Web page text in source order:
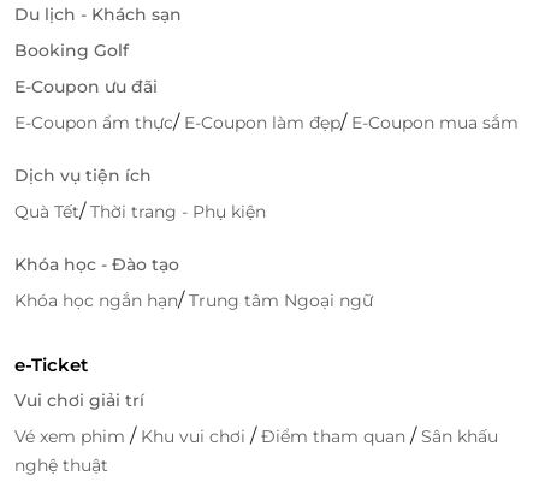
Du lịch - Khách sạn
Booking Golf
E-Coupon ưu đãi
E-Coupon ẩm thực/ E-Coupon làm đẹp/ E-Coupon mua sắm
Dịch vụ tiện ích
Quà Tết/Thời trang - Phụ kiện
Khóa học - Đào tạo
Khóa học ngắn hạn/Trung tâm Ngoại ngữ
e-Ticket
Vui chơi giải trí
Vé xem phim / Khu vui chơi /Điểm tham quan /Sân khấu
nghệ thuật